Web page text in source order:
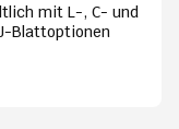
mit L-, C- und
Blattoptionen